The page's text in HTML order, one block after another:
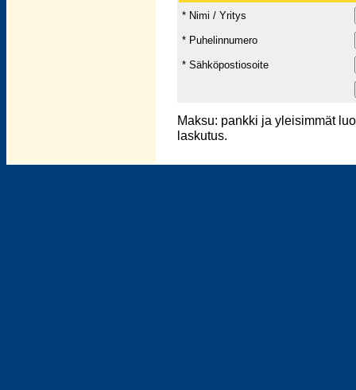
* Nimi / Yritys
* Puhelinnumero
* Sähköpostiosoite
Maksu: pankki ja yleisimmät
laskutus.